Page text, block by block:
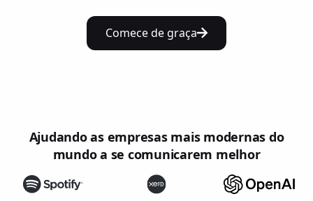
Comece de graça
Ajudando as empresas mais modernas do
mundo a se comunicarem melhor